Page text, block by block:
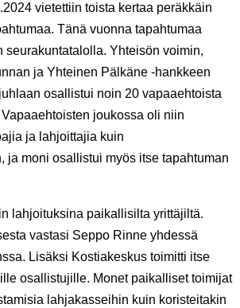
vietettiin toista kertaa peräkkäin
Tänä vuonna tapahtumaa
seurakuntatalolla. Yhteisön voimin,
ja Yhteinen Pälkäne -hankkeen
osallistui noin 20 vapaaehtoista
joukossa oli niin
ja lahjoittajia kuin
ja moni osallistui myös itse tapahtuman
lahjoituksina paikallisilta yrittäjiltä.
vastasi Seppo Rinne yhdessä
Lisäksi Kostiakeskus toimitti itse
osallistujille. Monet paikalliset toimijat
lahjakasseihin kuin koristeitakin